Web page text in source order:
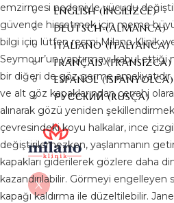
ENGLISH(İNGILIZCE)
DEUTSCH(ALMANCA)
ITALIANO(İTALYANCA)
FRANÇAIS(FRANSIZCA)
ESPAÑOL(İSPANYOLCA)
РУССКИЙ(RUSÇA)
X
emzirmesi nedeniyle vücudu
güvende hissetmek için meme
bilgi için lütfen resmi Milano Klinik
Seymour’un yaptırmayı kabul
bir diğeri de göz germe
ve alt göz kapaklarından cerrahi
alınarak gözü yeniden şekillendirmek
çevresindeki koyu halkalar, ince
değiştirilemezken, yaşlanmanın
kapakları giderilerek gözlere daha
kazandırılabilir. Görmeyi engelleyen
kapağı kaldırma ile düzeltilebilir.